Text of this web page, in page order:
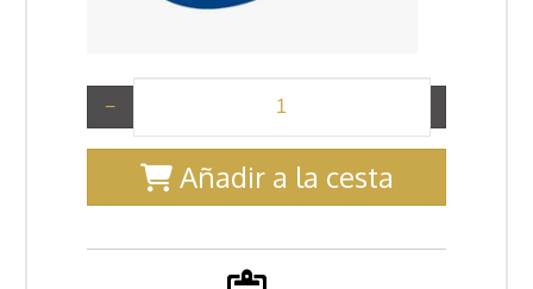
−
Añadir a la cesta